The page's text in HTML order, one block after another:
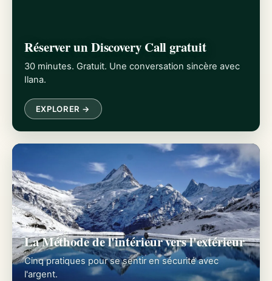
Réserver un Discovery Call gratuit
30 minutes. Gratuit. Une conversation sincère avec
Ilana.
EXPLORER →
La Méthode de l'intérieur vers l'extérieur
Cinq pratiques pour se sentir en sécurité avec
l'argent.